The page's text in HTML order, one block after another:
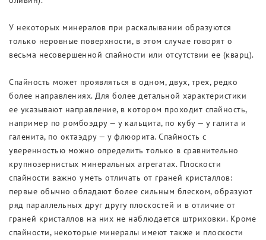
У некоторых минералов при раскалывании образуются
только неровные поверхности, в этом случае говорят о
весьма несовершенной спайности или отсутствии ее (кварц).
Спайность может проявляться в одном, двух, трех, редко
более направлениях. Для более детальной характеристики
ее указывают направление, в котором проходит спайность,
например по ромбоэдру — у кальцита, по кубу — у галита и
галенита, по октаэдру — у флюорита. Спайность с
уверенностью можно определить только в сравнительно
крупнозернистых минеральных агрегатах. Плоскости
спайности важно уметь отличать от граней кристаллов:
первые обычно обладают более сильным блеском, образуют
ряд параллельных друг другу плоскостей и в отличие от
граней кристаллов на них не наблюдается штриховки. Кроме
спайности, некоторые минералы имеют также и плоскости